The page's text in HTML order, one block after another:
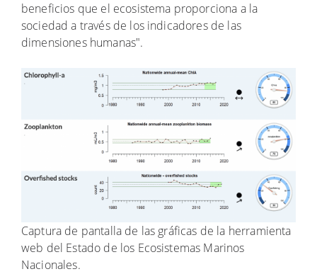
beneficios que el ecosistema proporciona a la
sociedad a través de los indicadores de las
dimensiones humanas".
Captura de pantalla de las gráficas de la herramienta
web del Estado de los Ecosistemas Marinos
Nacionales.